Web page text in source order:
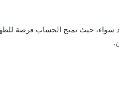
سواء، حيث تمنح الحساب فرصة